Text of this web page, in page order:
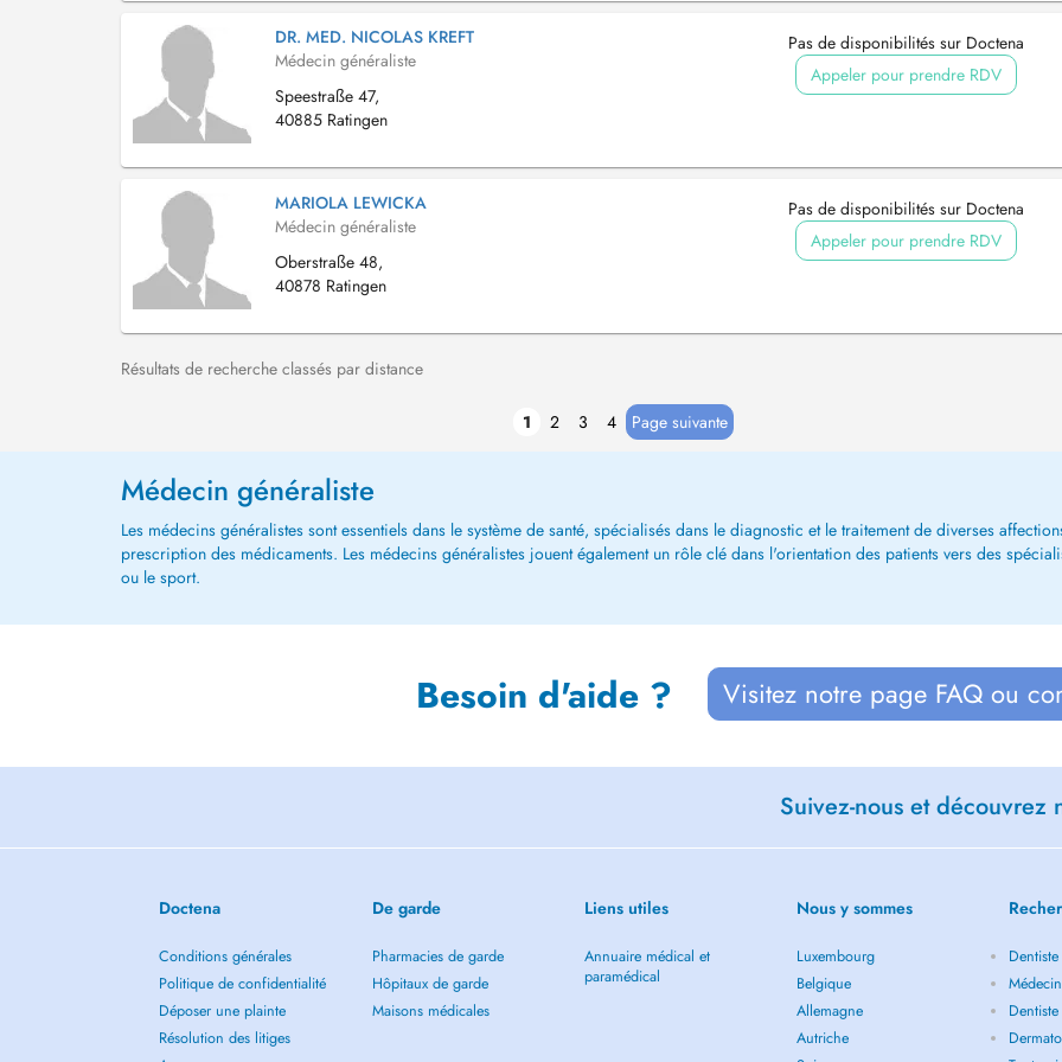
DR. MED. NICOLAS KREFT
Médecin généraliste
Speestraße 47,
40885 Ratingen
Pas de disponibilités sur Doctena
Appeler pour prendre RDV
MARIOLA LEWICKA
Médecin généraliste
Oberstraße 48,
40878 Ratingen
Pas de disponibilités sur Doctena
Appeler pour prendre RDV
Résultats de recherche classés par distance
1 2 3 4 Page suivante
Médecin généraliste
Les médecins généralistes sont essentiels dans le système de santé, spécialisés dans le diagnostic et le traitement de diverses
prescription des médicaments. Les médecins généralistes jouent également un rôle clé dans l'orientation des patients vers des
ou le sport.
Besoin d'aide ? Visitez notre page FAQ ou
Suivez-nous et découvrez
Doctena
Conditions générales
Politique de confidentialité
Déposer une plainte
Résolution des litiges
De garde
Pharmacies de garde
Hôpitaux de garde
Maisons médicales
Liens utiles
Annuaire médical et
paramédical
Nous y sommes
Luxembourg
Belgique
Allemagne
Autriche